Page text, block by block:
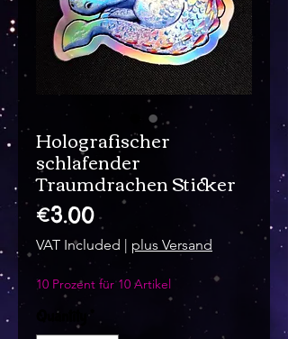
Holografischer
schlafender
Traumdrachen Sticker
€3.00Price
VAT Included | plus Versand
10 Prozent für 10 Artikel
Quantity